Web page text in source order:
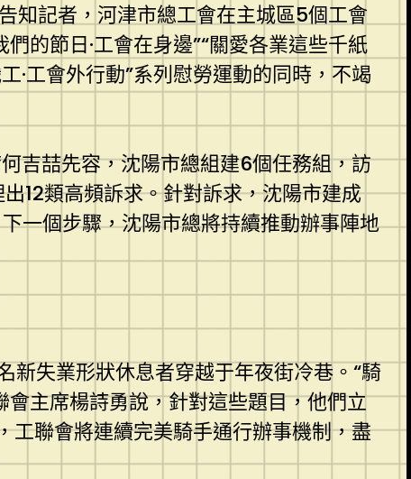
知記者，河津市總工會在主城區5個工會
們的節日·工會在身邊”“關愛各業這些千紙
·工會外行動”系列慰勞運動的同時，不竭
吉喆先容，沈陽市總組建6個任務組，訪
12類高頻訴求。針對訴求，沈陽市建成
一個步驟，沈陽市總將持續推動辦事陣地
新失業形狀休息者穿越于年夜街冷巷。“騎
主席楊詩勇說，針對這些題目，他們立
工聯會將連續完美騎手通行辦事機制，盡